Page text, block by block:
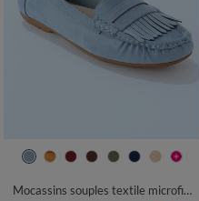
36 37 38 39 40 41 42
Mocassins souples textile microfibre